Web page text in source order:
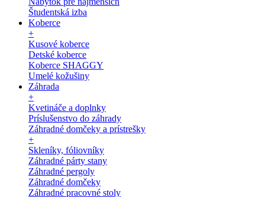
Študentská izba
Koberce
+
Kusové koberce
Detské koberce
Koberce SHAGGY
Umelé kožušiny
Záhrada
+
Kvetináče a doplnky
Príslušenstvo do záhrady
Záhradné domčeky a prístrešky
+
Skleníky, fóliovníky
Záhradné párty stany
Záhradné pergoly
Záhradné domčeky
Záhradné pracovné stoly